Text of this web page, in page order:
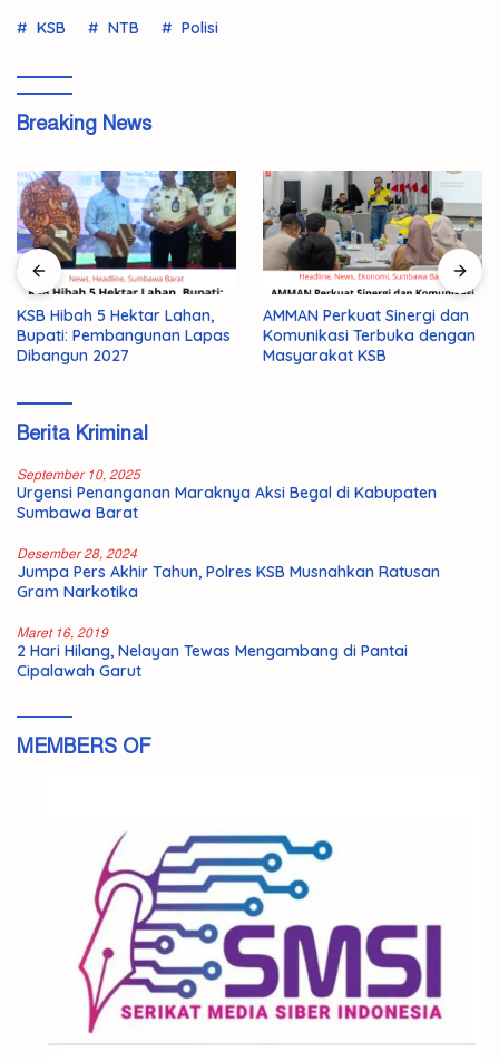
KSB NTB Polisi
Breaking News
KSB Hibah 5 Hektar Lahan,
Bupati: Pembangunan Lapas
Dibangun 2027
AMMAN Perkuat Sinergi dan
Komunikasi Terbuka dengan
Masyarakat KSB
Berita Kriminal
September 10, 2025
Urgensi Penanganan Maraknya Aksi Begal di Kabupaten
Sumbawa Barat
Desember 28, 2024
Jumpa Pers Akhir Tahun, Polres KSB Musnahkan Ratusan
Gram Narkotika
Maret 16, 2019
2 Hari Hilang, Nelayan Tewas Mengambang di Pantai
Cipalawah Garut
MEMBERS OF